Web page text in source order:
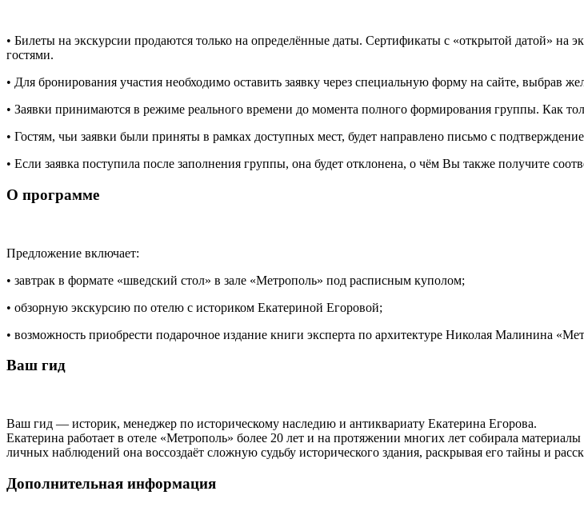
• Билеты на экскурсии продаются только на определённые даты. Сертификаты с «открытой датой» на
гостями.
• Для бронирования участия необходимо оставить заявку через специальную форму на сайте, выбрав
• Заявки принимаются в режиме реального времени до момента полного формирования группы. Как
• Гостям, чьи заявки были приняты в рамках доступных мест, будет направлено письмо с
• Если заявка поступила после заполнения группы, она будет отклонена, о чём Вы также получите
О программе
Предложение включает:
• завтрак в формате «шведский стол» в зале «Метрополь» под расписным куполом;
• обзорную экскурсию по отелю с историком Екатериной Егоровой;
• возможность приобрести подарочное издание книги эксперта по архитектуре Николая Малинина
Ваш гид
Ваш гид — историк, менеджер по историческому наследию и антиквариату Екатерина Егорова.
Екатерина работает в отеле «Метрополь» более 20 лет и на протяжении многих лет собирала
личных наблюдений она воссоздаёт сложную судьбу исторического здания, раскрывая его тайны и
Дополнительная информация